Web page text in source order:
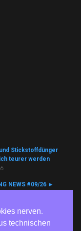
Stickstoffdünger
teurer werden
NEWS #09/26 ►
nerven.
technischen